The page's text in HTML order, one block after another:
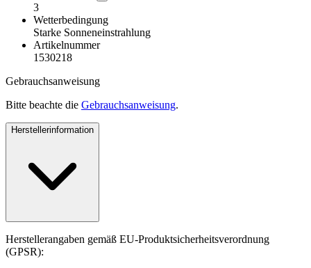
3
Wetterbedingung
Starke Sonneneinstrahlung
Artikelnummer
1530218
Gebrauchsanweisung
Bitte beachte die Gebrauchsanweisung.
Herstellerinformation
Herstellerangaben gemäß EU-Produktsicherheitsverordnung
(GPSR):